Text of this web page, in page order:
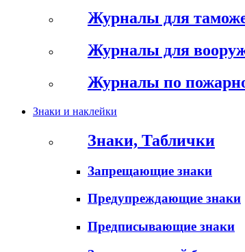
Журналы для
Журналы для
Журналы по
Знаки и наклейки
Знаки, Таблички
Запрещающие знаки
Предупреждающие знаки
Предписывающие знаки